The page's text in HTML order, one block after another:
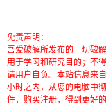
免责声明：
吾爱破解所发布的一切破
用于学习和研究目的；不
请用户自负。本站信息来
小时之内，从您的电脑中
件，购买注册，得到更好